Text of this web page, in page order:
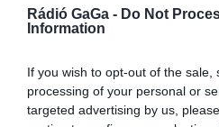
Rádió GaGa - Do Not
Information
If you wish to opt-out of the
processing of your personal or
targeted advertising by us,
mulatságra
készülnek